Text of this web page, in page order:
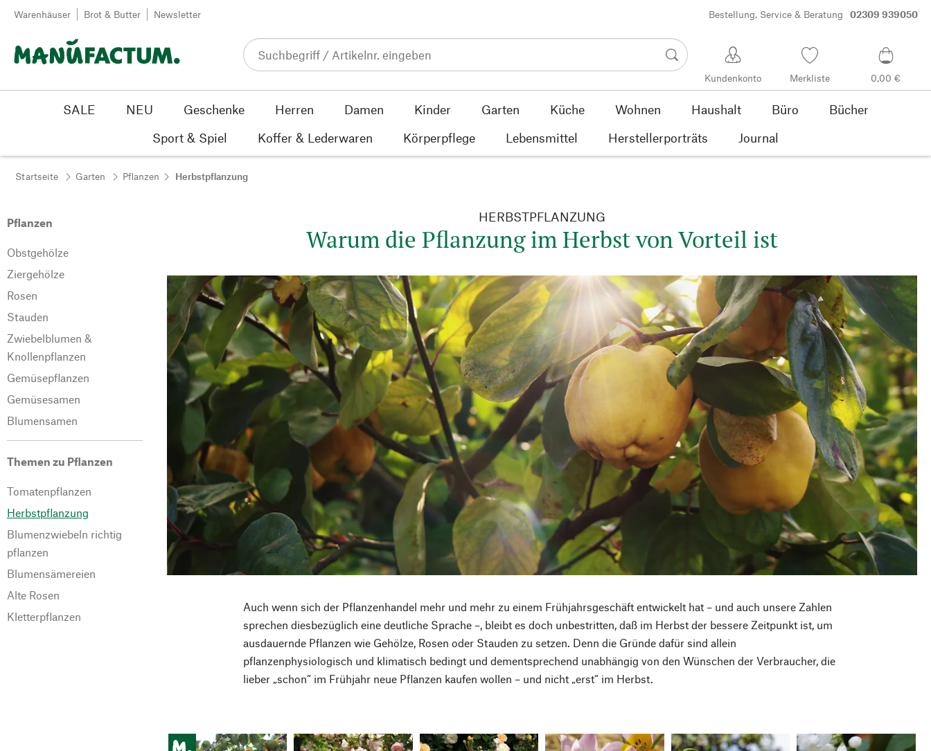
Zum Inhalt springen
Warenhäuser Brot & Butter Newsletter Bestellung, Service & Beratung 02309 939050
Kundenkonto Merkliste 0,00 €
SALE NEU Geschenke Herren Damen Kinder Garten Küche Wohnen Haushalt Büro
Bücher
Sport & Spiel
Koffer & Lederwaren Körperpflege Lebensmittel Herstellerporträts Journal
Startseite Garten Pflanzen Herbstpflanzung
Pflanzen
Obstgehölze
Ziergehölze
Rosen
Stauden
Zwiebelblumen &
Knollenpflanzen
Gemüsepflanzen
Gemüsesamen
Blumensamen
Themen zu Pflanzen
Tomatenpflanzen
Herbstpflanzung
Blumenzwiebeln richtig
pflanzen
Blumensämereien
Alte Rosen
Kletterpflanzen
HERBSTPFLANZUNG
Warum die Pflanzung im Herbst von Vorteil ist
Auch wenn sich der Pflanzenhandel mehr und mehr zu einem Frühjahrsgeschäft entwickelt hat – und auch unsere Zahlen
sprechen diesbezüglich eine deutliche Sprache –, bleibt es doch unbestritten, daß im Herbst der bessere Zeitpunkt ist, um
ausdauernde Pflanzen wie Gehölze, Rosen oder Stauden zu setzen. Denn die Gründe dafür sind allein
pflanzenphysiologisch und klimatisch bedingt und dementsprechend unabhängig von den Wünschen der Verbraucher, die
lieber „schon“ im Frühjahr neue Pflanzen kaufen wollen – und nicht „erst“ im Herbst.